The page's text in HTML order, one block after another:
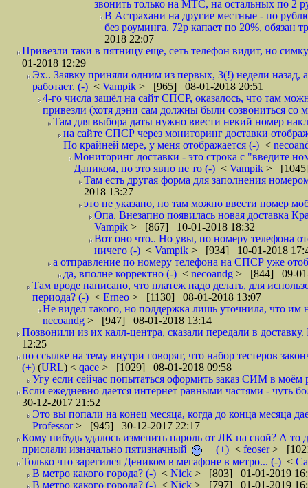
звонить только на МТС, на остальных по 2
В Астрахани на другие местные - по
без роуминга. 72р капает по 20%, обязан
2018 22:07
Привезли таки в пятницу еще, сеть телефон видит, но
01-2018 12:29
Эх.. Заявку приняли одним из первых, 3(!) недели назад,
работает. (-) < Vampik > [965] 08-01-2018 20:51
4-го числа зашёл на сайт СПСР, оказалось, что там
привезли (хотя дэни сам должны были созвониться со
Там для выбора даты нужно ввести некий номер
на сайте СПСР через мониторинг доставки
По крайней мере, у меня отображается (-) <
Мониторинг доставки - это строка с "введите
Даником, но это явно не то (-) < Vampik >
Там есть другая форма для заполнения
2018 13:27
это не указано, но там можно ввести номер
Опа. Внезапно появилась новая доставка
Vampik > [867] 10-01-2018 18:32
Вот оно что.. Но увы, по номеру телефона
ничего (-) < Vampik > [934] 10-01-2018
а отправление по номеру телефона на СПСР уже
да, вполне корректно (-) < necoandg > [844] 09-01-
Там вроде написано, что платеж надо делать, для
периода? (-) < Erneo > [1130] 08-01-2018 13:07
Не видел такого, но поддержка лишь уточнила, что
necoandg > [947] 08-01-2018 13:14
Позвонили из их калл-центра, сказали передали в
12:25
по ссылке на тему внутри говорят, что набор тестеров
(+) (URL) < qace > [1029] 08-01-2018 09:58
Угу если сейчас попытаться оформить заказ СИМ в моём
Если ежедневно дается интернет равными частями - чуть
30-12-2017 21:52
Это вы попали на конец месяца, когда до конца месяца
Professor> [945] 30-12-2017 22:17
Кому нибудь удалось изменить пароль от ЛК на свой? А то
прислали изначально пятизначный
+ (+) < feoser>
Только что зарегился Деником в мегафоне в метро... (-) <
В метро какого города? (-) < Nick > [803] 01-01-2019
В метро какого города? (-) < Nick > [797] 01-01-2019